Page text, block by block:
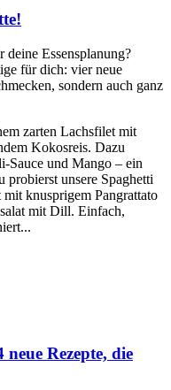
deine Essensplanung?
für dich: vier neue
sondern auch ganz
zarten Lachsfilet mit
Kokosreis. Dazu
Sauce und Mango – ein
probierst unsere Spaghetti
knusprigem Pangrattato
mit Dill. Einfach,
Rezepte, die